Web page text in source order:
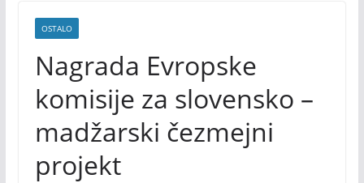
OSTALO
Nagrada Evropske
komisije za slovensko –
madžarski čezmejni
projekt